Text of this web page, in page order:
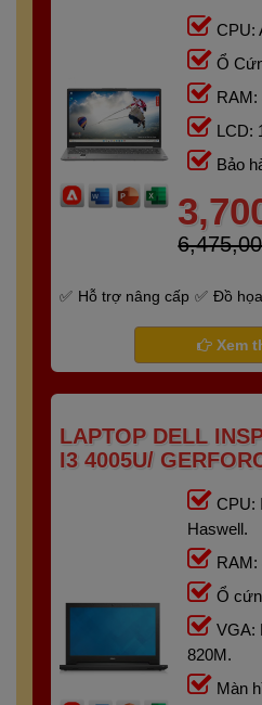
CPU:
Ổ
RAM:
LCD:
Bảo
Hỗ trợ nâng cấp
Đồ
Bảo hành 6
Xem
LAPTOP DELL
I3 4005U/
256GB/ 15.6" HD
CPU:
Haswell.
RAM:
Ổ
VGA:
820M.
Màn